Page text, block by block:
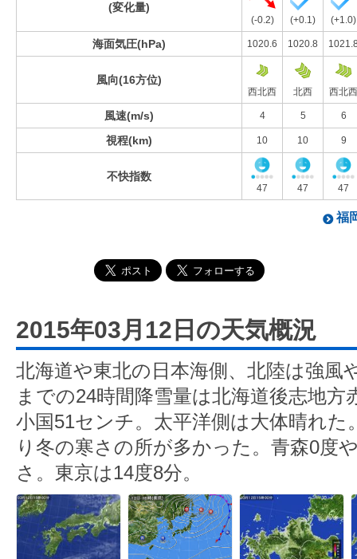
(変化量)
(-0.2) (+0.1) (+1.0)
海面気圧(hPa) 1020.6 1020.8
風向(16方位)
西北西 北西 西北西
風速(m/s) 4 5 6
視程(km) 10 10 9
不快指数
47 47 47
福
2015年03月12日の天気概況
北海道や東北の日本海側、北陸は強風
までの24時間降雪量は北海道後志地方
小国51センチ。太平洋側は大体晴れた
り冬の寒さの所が多かった。青森0度
さ。東京は14度8分。